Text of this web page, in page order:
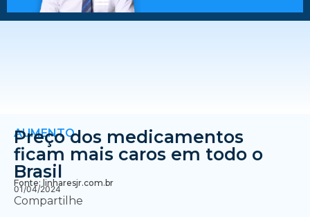
AUMENTO
Preço dos medicamentos
ficam mais caros em todo o
Brasil
Fonte: linharesjr.com.br
01/04/2024
Compartilhe